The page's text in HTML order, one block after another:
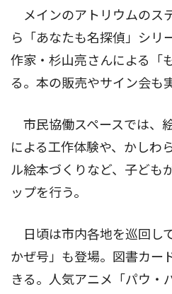
メインのアトリウムのス
ら「あなたも名探偵」シリ
作家・杉山亮さんによる「
る。本の販売やサイン会も
市民協働スペースでは、
による工作体験や、かしわ
ル絵本づくりなど、子ども
ップを行う。
日頃は市内各地を巡回し
かぜ号」も登場。図書カー
きる。人気アニメ「パウ・